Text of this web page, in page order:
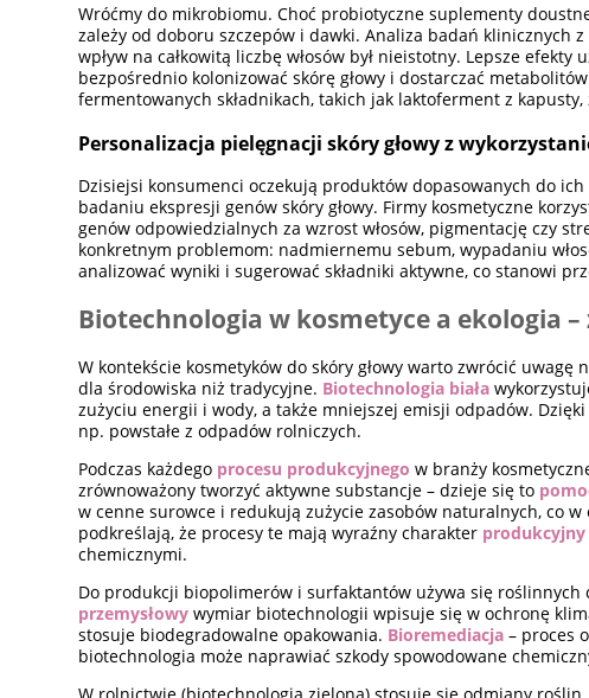
Wróćmy do mikrobiomu. Choć probiotyczne suplementy
zależy od doboru szczepów i dawki. Analiza badań klinicznych
wpływ na całkowitą liczbę włosów był nieistotny. Lepsze
bezpośrednio kolonizować skórę głowy i dostarczać
fermentowanych składnikach, takich jak laktoferment z
Personalizacja pielęgnacji skóry głowy z
Dzisiejsi konsumenci oczekują produktów dopasowanych do
badaniu ekspresji genów skóry głowy. Firmy kosmetyczne
genów odpowiedzialnych za wzrost włosów, pigmentację czy
konkretnym problemom: nadmiernemu sebum, wypadaniu
analizować wyniki i sugerować składniki aktywne, co stanowi
Biotechnologia w kosmetyce a ekologia
W kontekście kosmetyków do skóry głowy warto zwrócić
dla środowiska niż tradycyjne. Biotechnologia biała
zużyciu energii i wody, a także mniejszej emisji odpadów.
np. powstałe z odpadów rolniczych.
Podczas każdego procesu produkcyjnego w branży
zrównoważony tworzyć aktywne substancje – dzieje się to
w cenne surowce i redukują zużycie zasobów naturalnych, co w
podkreślają, że procesy te mają wyraźny charakter produkcyjny
chemicznymi.
Do produkcji biopolimerów i surfaktantów używa się
przemysłowy wymiar biotechnologii wpisuje się w ochronę
stosuje biodegradowalne opakowania. Bioremediacja – proces
biotechnologia może naprawiać szkody spowodowane